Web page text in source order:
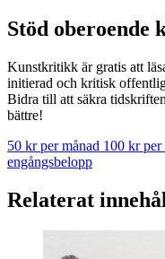
Stöd oberoende
Kunstkritikk är gratis att
initierad och kritisk
Bidra till att säkra
bättre!
50 kr per månad 100 kr per
engångsbelopp
Relaterat